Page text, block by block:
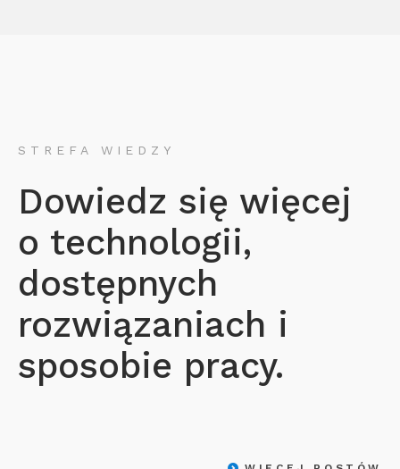
STREFA WIEDZY
Dowiedz się więcej
o technologii,
dostępnych
rozwiązaniach i
sposobie pracy.